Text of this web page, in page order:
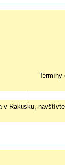
Termíny
Rakúsku,